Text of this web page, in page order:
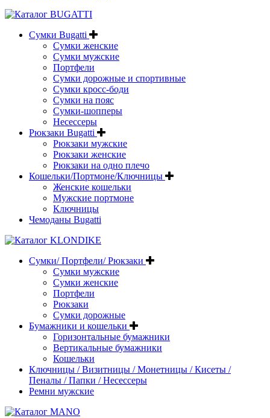
Сумки Bugatti
Сумки женские
Сумки мужские
Портфели
Сумки дорожные и спортивные
Сумки кросс-боди
Сумки на пояс
Сумки-шопперы
Несессеры
Рюкзаки Bugatti
Рюкзаки мужские
Рюкзаки женские
Рюкзаки на одно плечо
Кошельки/Портмоне/Ключницы
Женские кошельки
Мужские портмоне
Ключницы
Чемоданы Bugatti
Сумки/ Портфели/ Рюкзаки
Сумки мужские
Сумки женские
Портфели
Рюкзаки
Сумки дорожные
Бумажники и кошельки
Горизонтальные бумажники
Вертикальные бумажники
Кошельки
Ключницы / Визитницы / Монетницы / Кисеты /
Пеналы / Папки / Несессеры
Ремни мужские